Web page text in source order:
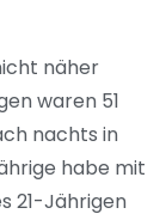
näher
waren 51
nachts in
habe mit
21-Jährigen